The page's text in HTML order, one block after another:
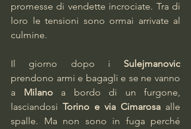
promesse di vendette incrociate. Tra di
loro le tensioni sono ormai arrivate al
culmine.
Il giorno dopo i Sulejmanovic
prendono armi e bagagli e se ne vanno
a Milano a bordo di un furgone,
lasciandosi Torino e via Cimarosa alle
spalle. Ma non sono in fuga perché